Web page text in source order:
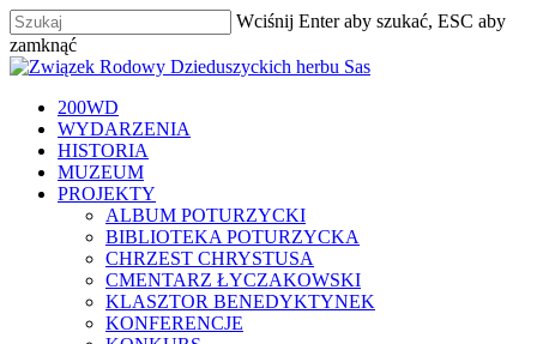
Skip
to
main
Wciśnij Enter aby szukać, ESC aby
zamknąć
Zamknij
szukaj
Menu
200WD
WYDARZENIA
HISTORIA
MUZEUM
PROJEKTY
ALBUM POTURZYCKI
BIBLIOTEKA POTURZYCKA
CHRZEST CHRYSTUSA
CMENTARZ ŁYCZAKOWSKI
KLASZTOR BENEDYKTYNEK
KONFERENCJE